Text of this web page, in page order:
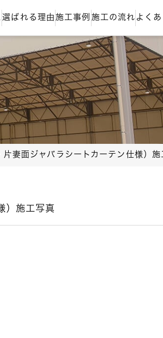
選ばれる理由施工事例 施工の流れ よく
妻面ジャバラシートカーテン仕様）施
）施工写真